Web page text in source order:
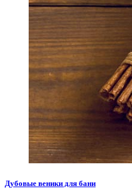
Дубовые веники для бани